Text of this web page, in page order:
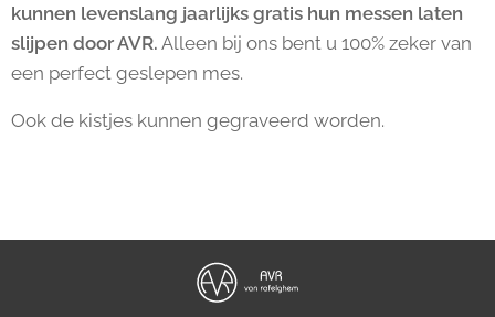
kunnen levenslang jaarlijks gratis hun messen laten
slijpen door AVR. Alleen bij ons bent u 100% zeker van
een perfect geslepen mes.
Ook de kistjes kunnen gegraveerd worden.